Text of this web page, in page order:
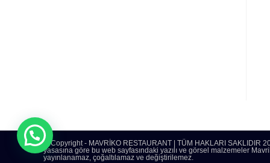
© Copyright - MAVRİKO RESTAURANT | TÜM HAKLARI SAKLIDIR
yasasına göre bu web sayfasındaki yazılı ve görsel malzemeler
yayınlanamaz, çoğaltılamaz ve değiştirilemez.